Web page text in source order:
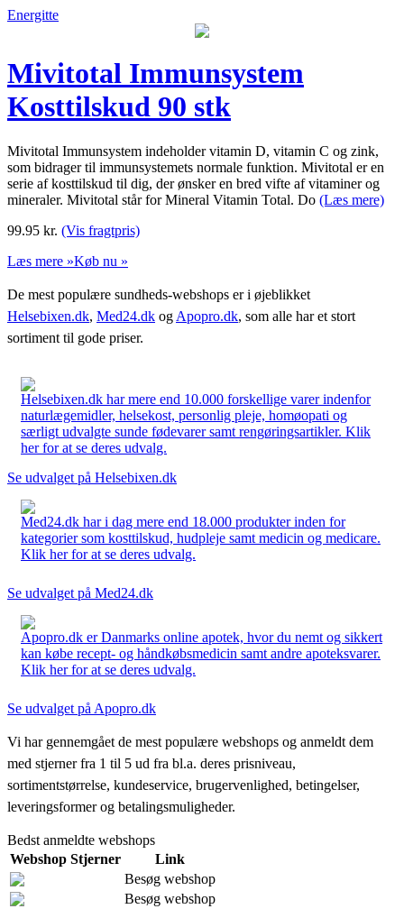
Energitte
Mivitotal Immunsystem
Kosttilskud 90 stk
Mivitotal Immunsystem indeholder vitamin D, vitamin C og zink,
som bidrager til immunsystemets normale funktion. Mivitotal er en
serie af kosttilskud til dig, der ønsker en bred vifte af vitaminer og
mineraler. Mivitotal står for Mineral Vitamin Total. Do (Læs mere)
99.95 kr. (Vis fragtpris)
Læs mere »Køb nu »
De mest populære sundheds-webshops er i øjeblikket
Helsebixen.dk, Med24.dk og Apopro.dk, som alle har et stort
sortiment til gode priser.
Helsebixen.dk har mere end 10.000 forskellige varer indenfor
naturlægemidler, helsekost, personlig pleje, homøopati og
særligt udvalgte sunde fødevarer samt rengøringsartikler. Klik
her for at se deres udvalg.
Se udvalget på Helsebixen.dk
Med24.dk har i dag mere end 18.000 produkter inden for
kategorier som kosttilskud, hudpleje samt medicin og medicare.
Klik her for at se deres udvalg.
Se udvalget på Med24.dk
Apopro.dk er Danmarks online apotek, hvor du nemt og sikkert
kan købe recept- og håndkøbsmedicin samt andre apoteksvarer.
Klik her for at se deres udvalg.
Se udvalget på Apopro.dk
Vi har gennemgået de mest populære webshops og anmeldt dem
med stjerner fra 1 til 5 ud fra bl.a. deres prisniveau,
sortimentstørrelse, kundeservice, brugervenlighed, betingelser,
leveringsformer og betalingsmuligheder.
Bedst anmeldte webshops
Webshop Stjerner
Link
Besøg webshop
Besøg webshop